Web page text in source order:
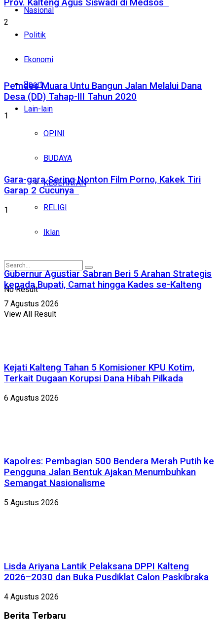
Nasional
Politik
Ekonomi
Sport
Lain-lain
OPINI
BUDAYA
KESEHATAN
RELIGI
Iklan
No Result
View All Result
Prov. Kalteng Agus Siswadi di Medsos
2
Pemdes Muara Untu Bangun Jalan Melalui Dana
Desa (DD) Tahap-III Tahun 2020
1
Gara-gara Sering Nonton Film Porno, Kakek Tiri
Garap 2 Cucunya
1
Gubernur Agustiar Sabran Beri 5 Arahan Strategis
kepada Bupati, Camat hingga Kades se-Kalteng
7 Agustus 2026
Kejati Kalteng Tahan 5 Komisioner KPU Kotim,
Terkait Dugaan Korupsi Dana Hibah Pilkada
6 Agustus 2026
Kapolres: Pembagian 500 Bendera Merah Putih ke
Pengguna Jalan Bentuk Ajakan Menumbuhkan
Semangat Nasionalisme
5 Agustus 2026
Lisda Ariyana Lantik Pelaksana DPPI Kalteng
2026–2030 dan Buka Pusdiklat Calon Paskibraka
4 Agustus 2026
Berita Terbaru